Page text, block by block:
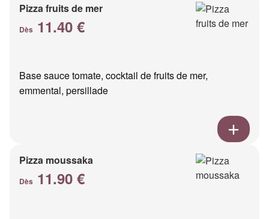
Pizza fruits de mer
Dès 11.40 €
Base sauce tomate, cocktail de fruits de mer,
emmental, persillade
Pizza moussaka
Dès 11.90 €